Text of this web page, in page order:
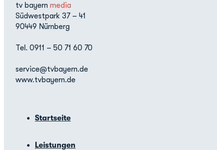
tv bayern media
Südwestpark 37 – 41
90449 Nürnberg
Tel. 0911 – 50 71 60 70
service@tvbayern.de
www.tvbayern.de
Startseite
Leistungen